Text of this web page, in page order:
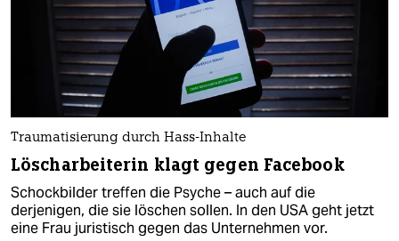
Traumatisierung durch Hass-Inhalte
Löscharbeiterin klagt gegen Facebook
Schockbilder treffen die Psyche – auch auf die
derjenigen, die sie löschen sollen. In den USA geht jetzt
eine Frau juristisch gegen das Unternehmen vor.